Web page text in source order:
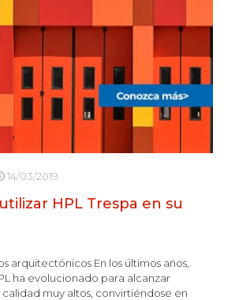
14/03/2019
HPL Trespa en su
arquitectónicos En los últimos años,
ha evolucionado para alcanzar
muy altos, convirtiéndose en